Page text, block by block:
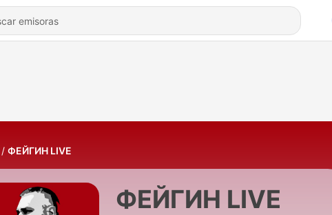
ФЕЙГИН LIVE
ФЕЙГИН LIVE